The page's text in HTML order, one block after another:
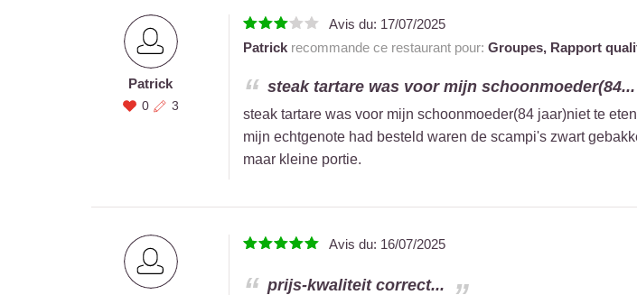
Patrick
0 3
Avis du: 17/07/2025
Patrickrecommande ce restaurant pour: Groupes, Rapport
steak tartare was voor mijn schoonmoeder(84...
steak tartare was voor mijn schoonmoeder(84 jaar)niet te
mijn echtgenote had besteld waren de scampi's zwart
maar kleine portie.
Avis du: 16/07/2025
prijs-kwaliteit correct...